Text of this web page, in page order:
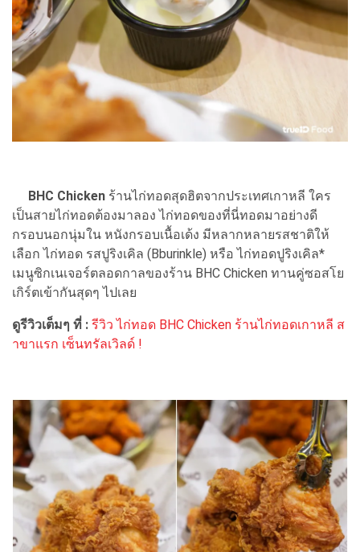
BHC Chicken ร้านไก่ทอดสุดฮิตจากประเทศเกาหลี ใคร
เป็นสายไก่ทอดต้องมาลอง ไก่ทอดของที่นี่ทอดมาอย่างดี
กรอบนอกนุ่มใน หนังกรอบเนื้อเด้ง มีหลากหลายรสชาติให้
เลือก ไก่ทอด รสปูริงเคิล (Bburinkle) หรือ ไก่ทอดปูริงเคิล*
เมนูซิกเนเจอร์ตลอดกาลของร้าน BHC Chicken ทานคู่ซอสโย
เกิร์ตเข้ากันสุดๆ ไปเลย
ดูรีวิวเต็มๆ ที่ : รีวิว ไก่ทอด BHC Chicken ร้านไก่ทอดเกาหลี ส
าขาแรก เซ็นทรัลเวิลด์ !